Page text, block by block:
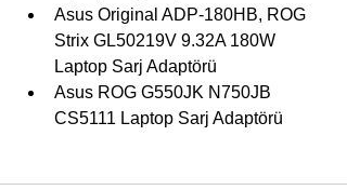
Asus Original ADP-180HB, ROG
Strix GL50219V 9.32A 180W
Laptop Sarj Adaptörü
Asus ROG G550JK N750JB
CS5111 Laptop Sarj Adaptörü